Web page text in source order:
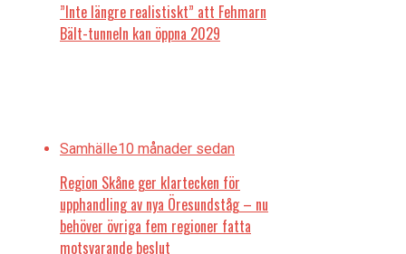
”Inte längre realistiskt” att Fehmarn
Bält-tunneln kan öppna 2029
Samhälle10 månader sedan
Region Skåne ger klartecken för
upphandling av nya Öresundståg – nu
behöver övriga fem regioner fatta
motsvarande beslut